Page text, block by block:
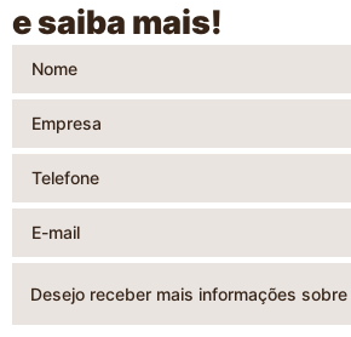
e saiba mais!
Desejo receber mais informações sobre